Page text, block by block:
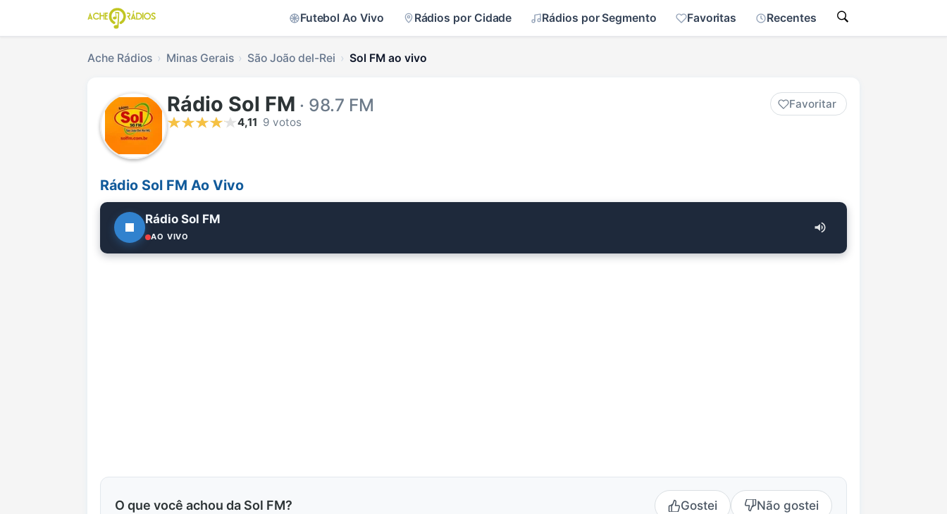
Futebol Ao Vivo Rádios por Cidade Rádios por Segmento Favoritas Recentes
Ache Rádios Minas Gerais São João del-Rei Sol FM ao vivo
Rádio Sol FM · 98.7 FM
Favoritar
4,11 9 votos
Rádio Sol FM Ao Vivo
Rádio Sol FM
AO VIVO
O que você achou da Sol FM? Gostei Não gostei